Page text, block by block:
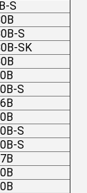
S
S
SK
S
S
S